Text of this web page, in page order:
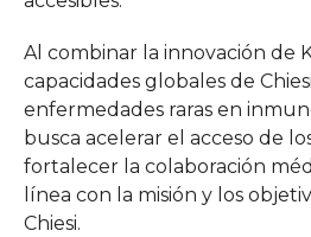
Al combinar la innovación de
capacidades globales de
enfermedades raras en
busca acelerar el acceso de
fortalecer la colaboración
línea con la misión y los
Chiesi.